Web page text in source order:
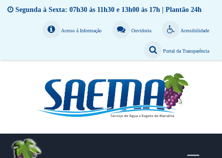
Segunda à Sexta: 07h30 às 11h30 e 13h00 às 17h | Plantão 24h
Acessibilidade
Ouvidoria
Acesso à Informação
Portal da Transparência